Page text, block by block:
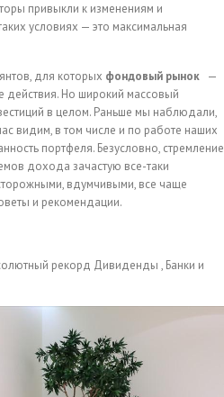
привыкли к изменениям и
условиях — это максимальная
для которых фондовый рынок —
действия. Но широкий массовый
в целом. Раньше мы наблюдали,
видим, в том числе и по работе наших
портфеля. Безусловно, стремление
дохода зачастую все-таки
вдумчивыми, все чаще
и рекомендации.
рекорд Дивиденды , Банки и